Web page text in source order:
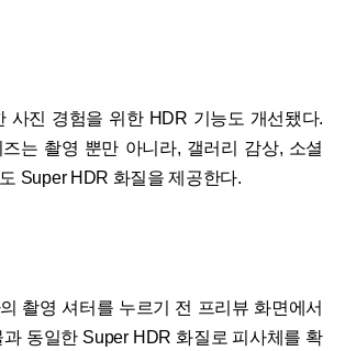
사진 경험을 위한 HDR 기능도 개선됐다.
는 촬영 뿐만 아니라, 갤러리 감상, 소셜
Super HDR 화질을 제공한다.
촬영 셔터를 누르기 전 프리뷰 화면에서
동일한 Super HDR 화질로 피사체를 확